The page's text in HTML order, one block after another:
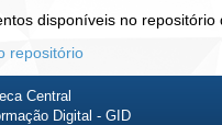
disponíveis no repositório
repositório
Central
Digital - GID